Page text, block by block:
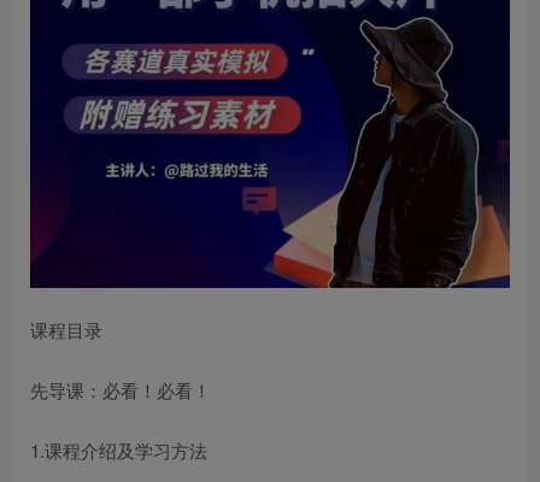
课程目录
先导课：必看！必看！
1.课程介绍及学习方法